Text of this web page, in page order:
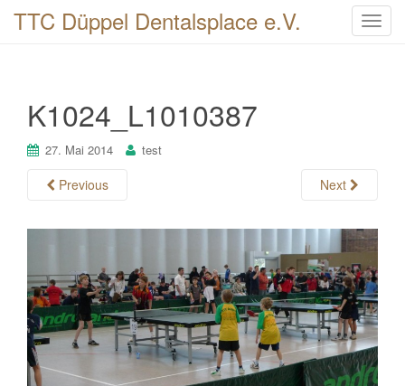
T
g
a
t
i
o
n
TTC Düppel Dentalsplace e.V.
K1024_L1010387
27. Mai 2014 test
Previous Next